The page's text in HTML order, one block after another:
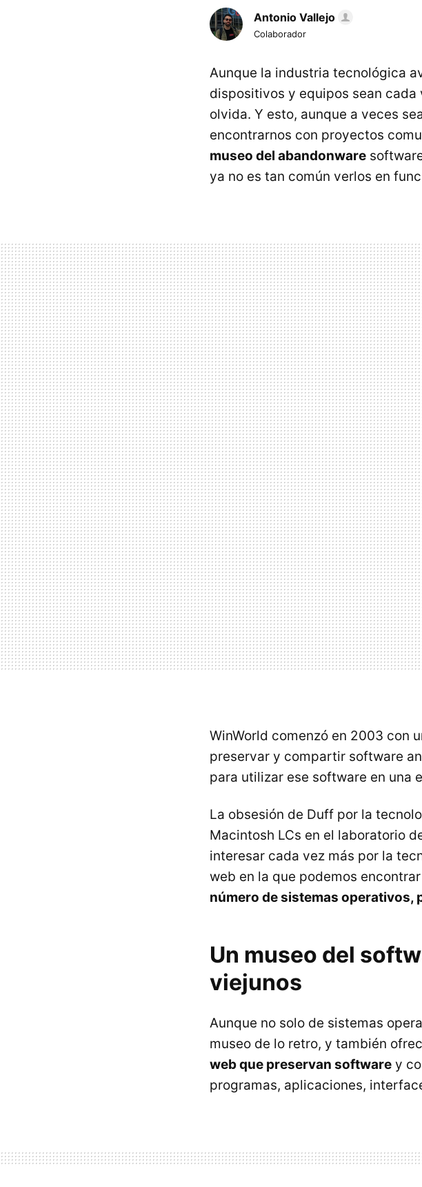
Antonio Vallejo
Colaborador
Aunque la industria tecnológica
dispositivos y equipos sean
olvida. Y esto, aunque a veces
encontrarnos con proyectos
museo del abandonware
ya no es tan común verlos en
WinWorld comenzó en 2003 con
preservar y compartir software
para utilizar ese software en una
La obsesión de Duff por la
Macintosh LCs en el laboratorio
interesar cada vez más por la
web en la que podemos
número de sistemas operativos,
Un museo del
viejunos
Aunque no solo de sistemas
museo de lo retro, y también
web que preservan software y
programas, aplicaciones,